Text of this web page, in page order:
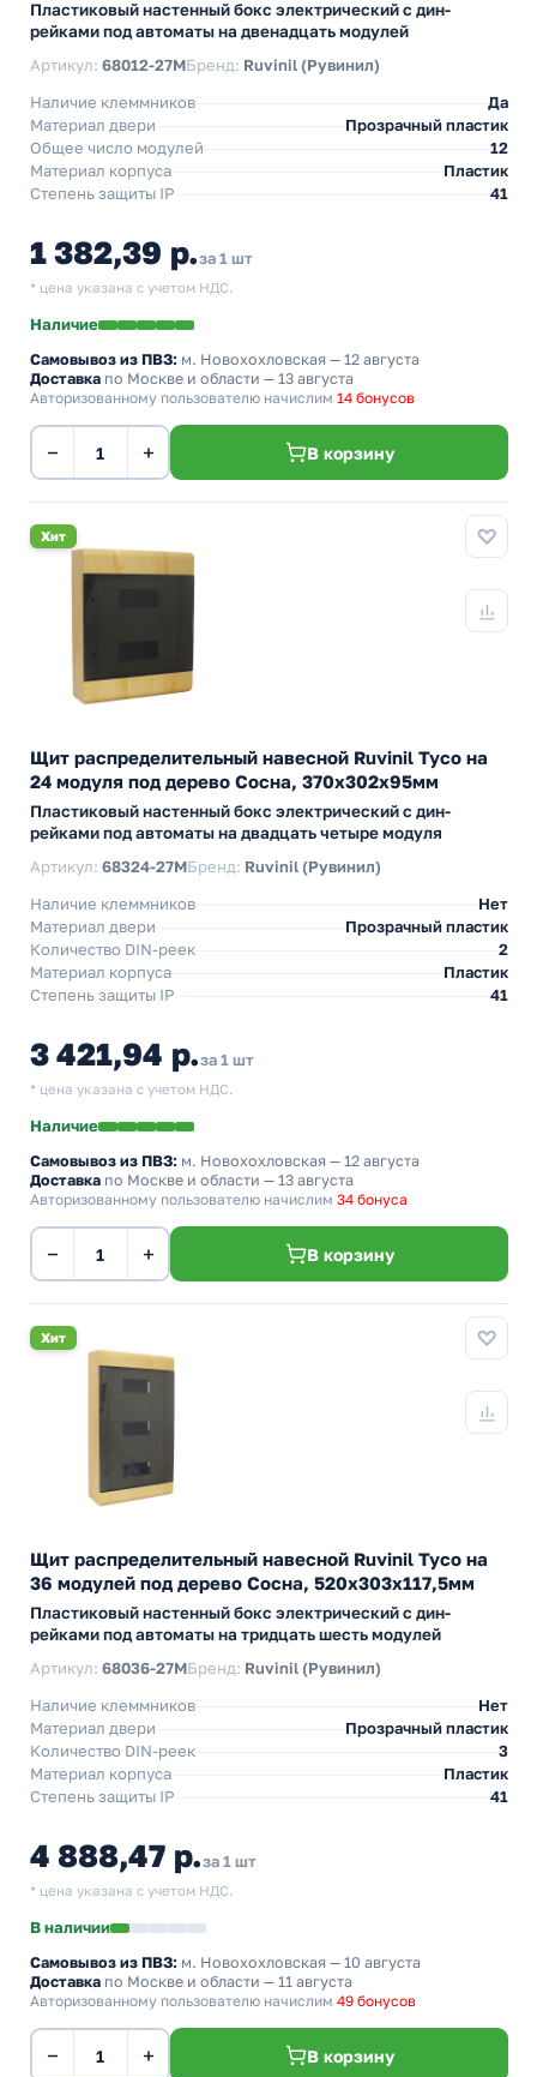
Пластиковый настенный бокс электрический с дин-
рейками под автоматы на двенадцать модулей
Артикул: 68012-27МБренд: Ruvinil (Рувинил)
Наличие клеммников
Да
Материал двери
Прозрачный пластик
Общее число модулей
12
Материал корпуса
Пластик
Степень защиты IP
41
1 382,39 р.за 1 шт
* цена указана с учетом НДС.
Наличие
Самовывоз из ПВЗ: м. Новохохловская — 12 августа
Доставка по Москве и области — 13 августа
Авторизованному пользователю начислим 14 бонусов
− + В корзину
Хит
Щит распределительный навесной Ruvinil Tyco на
24 модуля под дерево Сосна, 370х302х95мм
Пластиковый настенный бокс электрический с дин-
рейками под автоматы на двадцать четыре модуля
Артикул: 68324-27МБренд: Ruvinil (Рувинил)
Наличие клеммников
Нет
Материал двери
Прозрачный пластик
Количество DIN-реек
2
Материал корпуса
Пластик
Степень защиты IP
41
3 421,94 р.за 1 шт
* цена указана с учетом НДС.
Наличие
Самовывоз из ПВЗ: м. Новохохловская — 12 августа
Доставка по Москве и области — 13 августа
Авторизованному пользователю начислим 34 бонуса
− + В корзину
Хит
Щит распределительный навесной Ruvinil Tyco на
36 модулей под дерево Сосна, 520х303х117,5мм
Пластиковый настенный бокс электрический с дин-
рейками под автоматы на тридцать шесть модулей
Артикул: 68036-27МБренд: Ruvinil (Рувинил)
Наличие клеммников
Нет
Материал двери
Прозрачный пластик
Количество DIN-реек
3
Материал корпуса
Пластик
Степень защиты IP
41
4 888,47 р.за 1 шт
* цена указана с учетом НДС.
В наличии
Самовывоз из ПВЗ: м. Новохохловская — 10 августа
Доставка по Москве и области — 11 августа
Авторизованному пользователю начислим 49 бонусов
− + В корзину